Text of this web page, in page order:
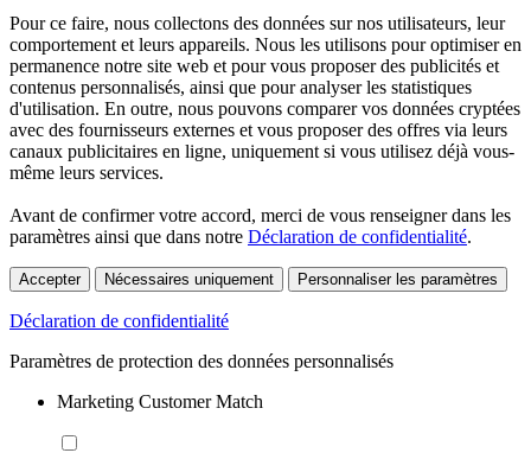
Pour ce faire, nous collectons des données sur nos utilisateurs, leur
comportement et leurs appareils. Nous les utilisons pour optimiser en
permanence notre site web et pour vous proposer des publicités et
contenus personnalisés, ainsi que pour analyser les statistiques
d'utilisation. En outre, nous pouvons comparer vos données cryptées
avec des fournisseurs externes et vous proposer des offres via leurs
canaux publicitaires en ligne, uniquement si vous utilisez déjà vous-
même leurs services.
Avant de confirmer votre accord, merci de vous renseigner dans les
paramètres ainsi que dans notre Déclaration de confidentialité.
Accepter Nécessaires uniquement Personnaliser les paramètres
Déclaration de confidentialité
Paramètres de protection des données personnalisés
Marketing Customer Match